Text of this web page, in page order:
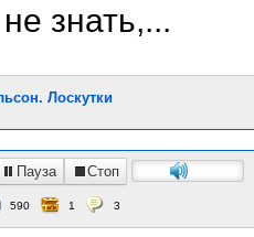
знать,...
Лоскутки
Пауза Стоп
590 1 3